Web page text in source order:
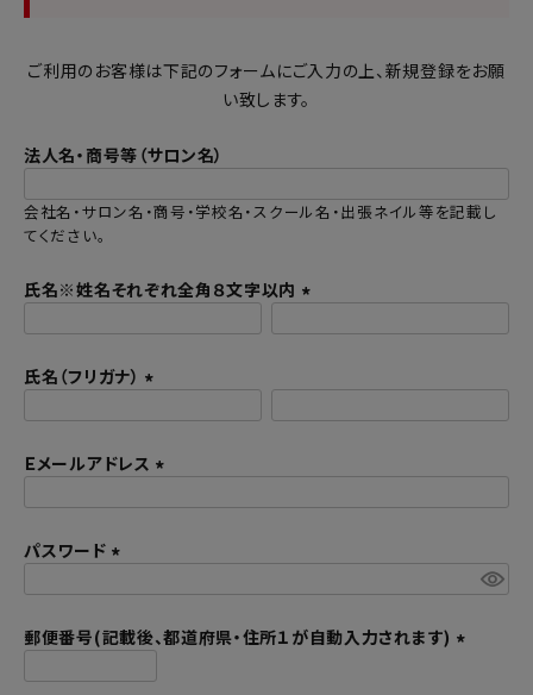
ご利用のお客様は下記のフォームにご入力の上、新規登録をお願
い致します。
法人名・商号等（サロン名）
会社名・サロン名・商号・学校名・スクール名・出張ネイル等を記載し
てください。
氏名※姓名それぞれ全角８文字以内
氏名（フリガナ）
須
Ｅメールアドレス
パスワード
須
郵便番号(記載後、都道府県・住所１が自動入力されます)